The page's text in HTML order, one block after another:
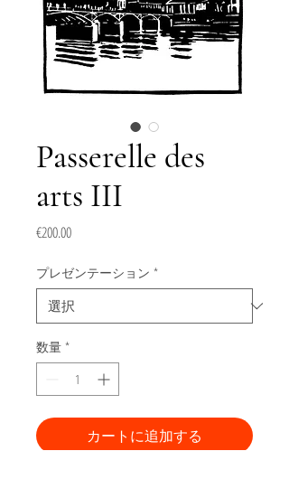
Passerelle des
arts III
€200.00価
プレゼンテーション *
数量 *
カートに追加する